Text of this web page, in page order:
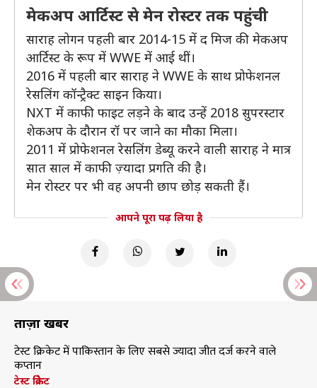
मेकअप आर्टिस्ट से मेन रोस्टर तक पहुंची
साराह लोगन पहली बार 2014-15 में द मिज की मेकअप
आर्टिस्ट के रूप में WWE में आई थीं।
2016 में पहली बार साराह ने WWE के साथ प्रोफेशनल
रेसलिंग कॉन्ट्रैक्ट साइन किया।
NXT में काफी फाइट लड़ने के बाद उन्हें 2018 सुपरस्टार
शेकअप के दौरान रॉ पर जाने का मौका मिला।
2011 में प्रोफेशनल रेसलिंग डेब्यू करने वाली साराह ने मात्र
सात साल में काफी ज़्यादा प्रगति की है।
मेन रोस्टर पर भी वह अपनी छाप छोड़ सकती हैं।
आपने पूरा पढ़ लिया है
ताज़ा खबरें
टेस्ट क्रिकेट में पाकिस्तान के लिए सबसे ज्यादा जीत दर्ज करने वाले
कप्तान
टेस्ट क्रिकेट